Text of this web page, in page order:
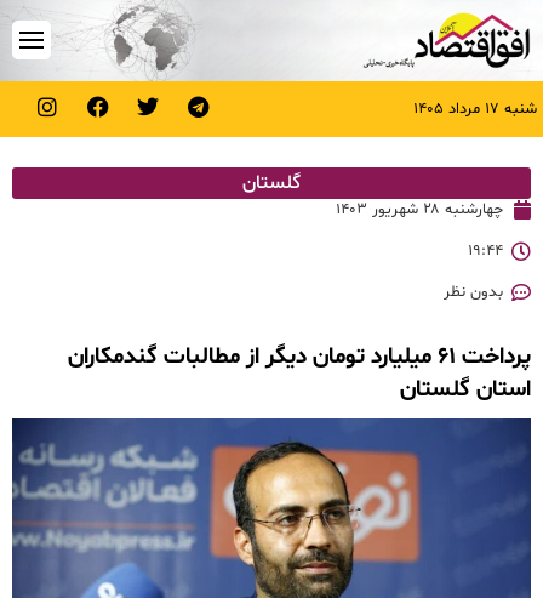
شنبه ۱۷ مرداد ۱۴۰۵
گلستان
چهارشنبه ۲۸ شهریور ۱۴۰۳
۱۹:۴۴
بدون نظر
پرداخت ۶۱ میلیارد تومان دیگر از مطالبات گندمکاران
استان گلستان